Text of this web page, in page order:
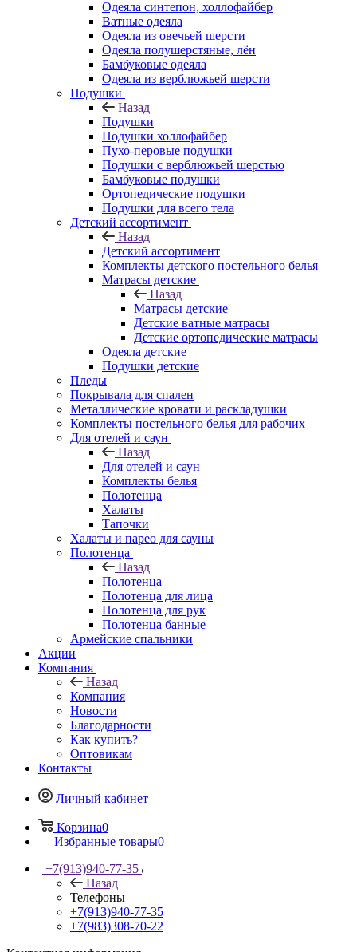
Одеяла синтепон, холлофайбер
Ватные одеяла
Одеяла из овечьей шерсти
Одеяла полушерстяные, лён
Бамбуковые одеяла
Одеяла из верблюжьей шерсти
Подушки
Назад
Подушки
Подушки холлофайбер
Пухо-перовые подушки
Подушки с верблюжьей шерстью
Бамбуковые подушки
Ортопедические подушки
Подушки для всего тела
Детский ассортимент
Назад
Детский ассортимент
Комплекты детского постельного белья
Матрасы детские
Назад
Матрасы детские
Детские ватные матрасы
Детские ортопедические матрасы
Одеяла детские
Подушки детские
Пледы
Покрывала для спален
Металлические кровати и раскладушки
Комплекты постельного белья для рабочих
Для отелей и саун
Назад
Для отелей и саун
Комплекты белья
Полотенца
Халаты
Тапочки
Халаты и парео для сауны
Полотенца
Назад
Полотенца
Полотенца для лица
Полотенца для рук
Полотенца банные
Армейские спальники
Акции
Компания
Назад
Компания
Новости
Благодарности
Как купить?
Оптовикам
Контакты
Личный кабинет
Корзина0
Избранные товары0
+7(913)940-77-35
Назад
Телефоны
+7(913)940-77-35
+7(983)308-70-22